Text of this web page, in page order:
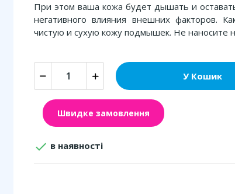
При этом ваша кожа будет дышать и
негативного влияния внешних факторов.
чистую и сухую кожу подмышек. Не наносите
У Кошик
Швидке замовлення
 в наявності